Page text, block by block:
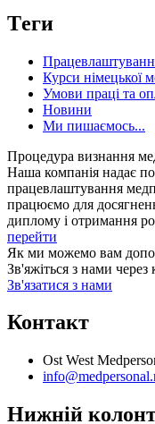
Tеги
Курси німецької
Умови праці та
Новини
Ми пишаємось...
Процедура визнання
Наша компанія надає
працевлаштування
працюємо для
диплому і отримання
перейти
Як ми можемо вам
Зв'яжіться з нами через
Зв'язатися з нами
Контакт
Ost West
Нижній